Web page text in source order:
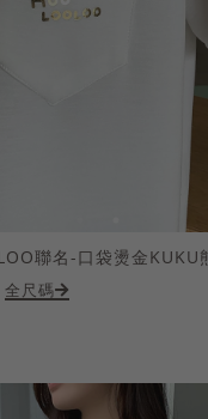
全尺碼